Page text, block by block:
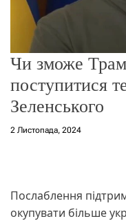
Чи зможе
поступитися
Зеленського
2 Листопада, 2024
Послаблення
окупувати більше